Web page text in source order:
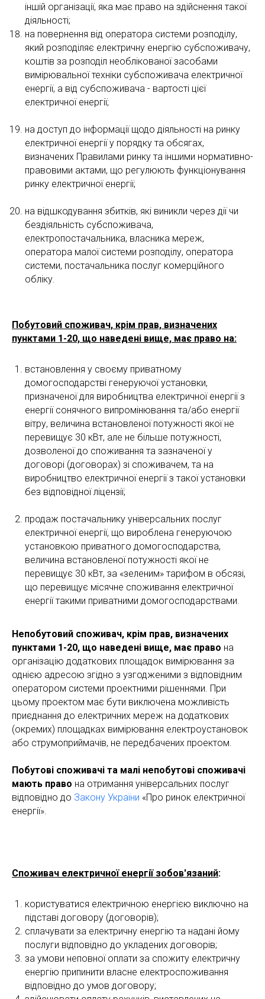
іншій організації, яка має право на здійснення такої
діяльності;
на повернення від оператора системи розподілу,
який розподіляє електричну енергію субспоживачу,
коштів за розподіл необлікованої засобами
вимірювальної техніки субспоживача електричної
енергії, а від субспоживача - вартості цієї
електричної енергії;
на доступ до інформації щодо діяльності на ринку
електричної енергії у порядку та обсягах,
визначених Правилами ринку та іншими нормативно-
правовими актами, що регулюють функціонування
ринку електричної енергії;
на відшкодування збитків, які виникли через дії чи
бездіяльність субспоживача,
електропостачальника, власника мереж,
оператора малої системи розподілу, оператора
системи, постачальника послуг комерційного
обліку.
Побутовий споживач, крім прав, визначених
пунктами 1-20, що наведені вище, має право на:
встановлення у своєму приватному
домогосподарстві генеруючої установки,
призначеної для виробництва електричної енергії з
енергії сонячного випромінювання та/або енергії
вітру, величина встановленої потужності якої не
перевищує 30 кВт, але не більше потужності,
дозволеної до споживання та зазначеної у
договорі (договорах) зі споживачем, та на
виробництво електричної енергії з такої установки
без відповідної ліцензії;
продаж постачальнику універсальних послуг
електричної енергії, що вироблена генеруючою
установкою приватного домогосподарства,
величина встановленої потужності якої не
перевищує 30 кВт, за «зеленим» тарифом в обсязі,
що перевищує місячне споживання електричної
енергії такими приватними домогосподарствами.
Непобутовий споживач, крім прав, визначених
пунктами 1-20, що наведені вище, має право на
організацію додаткових площадок вимірювання за
однією адресою згідно з узгодженими з відповідним
оператором системи проектними рішеннями. При
цьому проектом має бути виключена можливість
приєднання до електричних мереж на додаткових
(окремих) площадках вимірювання електроустановок
або струмоприймачів, не передбачених проектом.
Побутові споживачі та малі непобутові споживачі
мають право на отримання універсальних послуг
відповідно до Закону України «Про ринок електричної
енергії».
Споживач електричної енергії зобов'язаний:
користуватися електричною енергією виключно на
підставі договору (договорів);
сплачувати за електричну енергію та надані йому
послуги відповідно до укладених договорів;
за умови неповної оплати за спожиту електричну
енергію припинити власне електроспоживання
відповідно до умов договору;